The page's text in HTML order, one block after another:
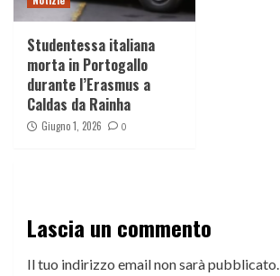
Studentessa italiana
morta in Portogallo
durante l’Erasmus a
Caldas da Rainha
Giugno 1, 2026 0
Lascia un commento
Il tuo indirizzo email non sarà pubblicato.